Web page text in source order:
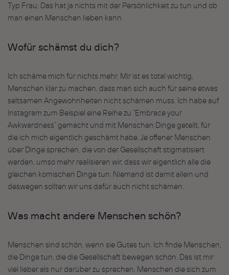
Typ Frau. Das hat ja nichts mit der Persönlichkeit zu tun und ob
man einen Menschen lieben kann.
Wofür schämst du dich?
Ich schäme mich für nichts mehr. Mir ist es total wichtig,
Menschen klar zu machen, dass man sich auch für seine etwas
seltsamen Angewohnheiten nicht schämen muss. Ich habe auf
Instagram zum Beispiel eine Reihe zu “Embrace your
Awkwardness” gemacht und mit Menschen Dinge geteilt, für
die ich mich eigentlich geschämt habe. Je offener Menschen
über Dinge sprechen, die von der Gesellschaft stigmatisiert
werden, umso mehr realisieren wir, dass wir eigentlich alle die
gleichen komischen Dinge tun. Niemand ist damit allein und
deswegen sollten wir uns dafür auch nicht schämen.
Was macht andere Menschen schön?
Menschen sind schön, wenn sie Gutes tun. Ich finde Menschen,
die Dinge tun, die die Gesellschaft bewegen schön. Das ist mir
viel lieber als nur darüber zu sprechen. Menschen die sich zum